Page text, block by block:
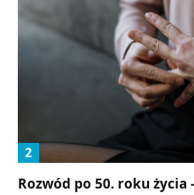
Rozwód po 50. roku życia